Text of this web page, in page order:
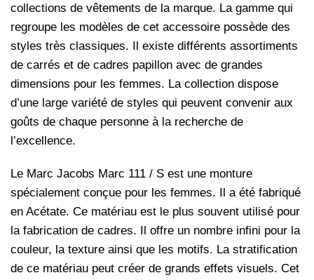
collections de vêtements de la marque. La gamme qui
regroupe les modèles de cet accessoire possède des
styles très classiques. Il existe différents assortiments
de carrés et de cadres papillon avec de grandes
dimensions pour les femmes. La collection dispose
d’une large variété de styles qui peuvent convenir aux
goûts de chaque personne à la recherche de
l’excellence.
Le Marc Jacobs Marc 111 / S est une monture
spécialement conçue pour les femmes. Il a été fabriqué
en Acétate. Ce matériau est le plus souvent utilisé pour
la fabrication de cadres. Il offre un nombre infini pour la
couleur, la texture ainsi que les motifs. La stratification
de ce matériau peut créer de grands effets visuels. Cet